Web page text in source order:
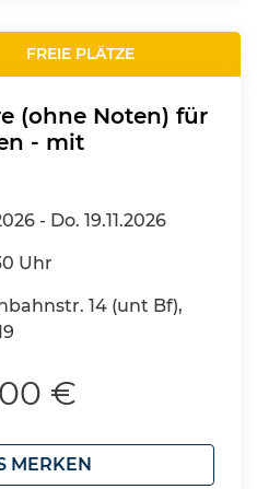
FREIE PLÄTZE
(ohne Noten) für
- mit
- Do. 19.11.2026
Uhr
14 (unt Bf),
€
MERKEN